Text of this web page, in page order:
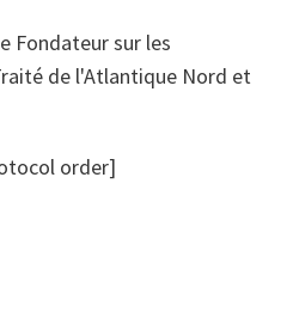
Fondateur sur les
de l'Atlantique Nord et
order]